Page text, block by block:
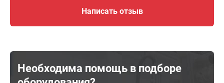
Написать отзыв
Необходима помощь в подборе